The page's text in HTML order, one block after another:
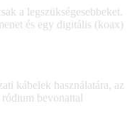
a legszükségesebbeket.
és egy digitális (koax)
kábelek használatára, az
bevonattal